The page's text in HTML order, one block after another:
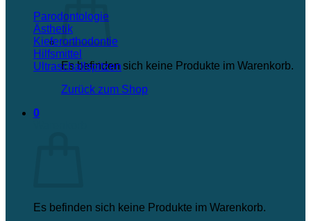
Es befinden sich keine Produkte im Warenkorb.
Zurück zum Shop
0
Es befinden sich keine Produkte im Warenkorb.
Parodontologie
Ästhetik
Kieferorthodontie
Hilfsmittel
Ultraschallspitzen